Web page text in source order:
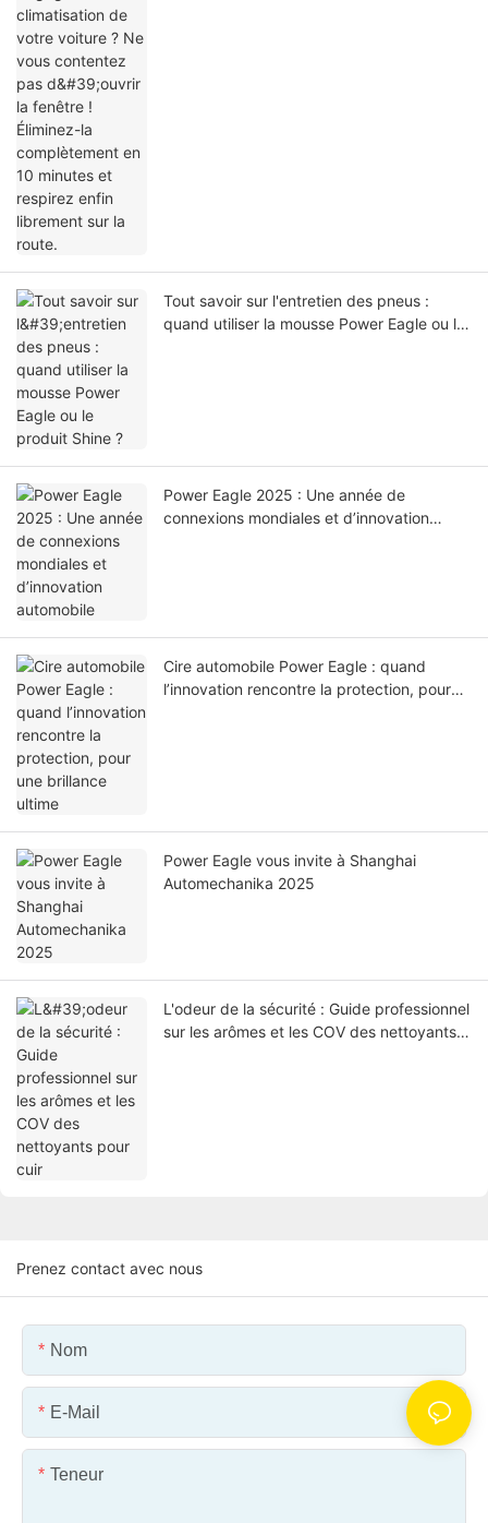
Tout savoir sur l'entretien des pneus :
quand utiliser la mousse Power Eagle ou le
Power Eagle 2025 : Une année de
connexions mondiales et d’innovation
Cire automobile Power Eagle : quand
l’innovation rencontre la protection, pour
Power Eagle vous invite à Shanghai
Automechanika 2025
L'odeur de la sécurité : Guide professionnel
sur les arômes et les COV des nettoyants
Prenez contact avec nous
Nom
E-Mail
Teneur